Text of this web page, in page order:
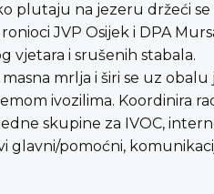
plutaju na jezeru držeći
JVP Osijek i DPA
vjetara i srušenih stabala.
masna mrlja i širi se uz
ivozilima. Koordinira
skupine za IVOC,
glavni/pomoćni,